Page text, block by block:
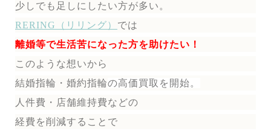
少しでも足しにしたい方が多い。
RERING（リリング） では
離婚等で生活苦になった方を助けたい！
このような想いから
結婚指輪・婚約指輪の高価買取を開始。
人件費・店舗維持費などの
経費を削減することで